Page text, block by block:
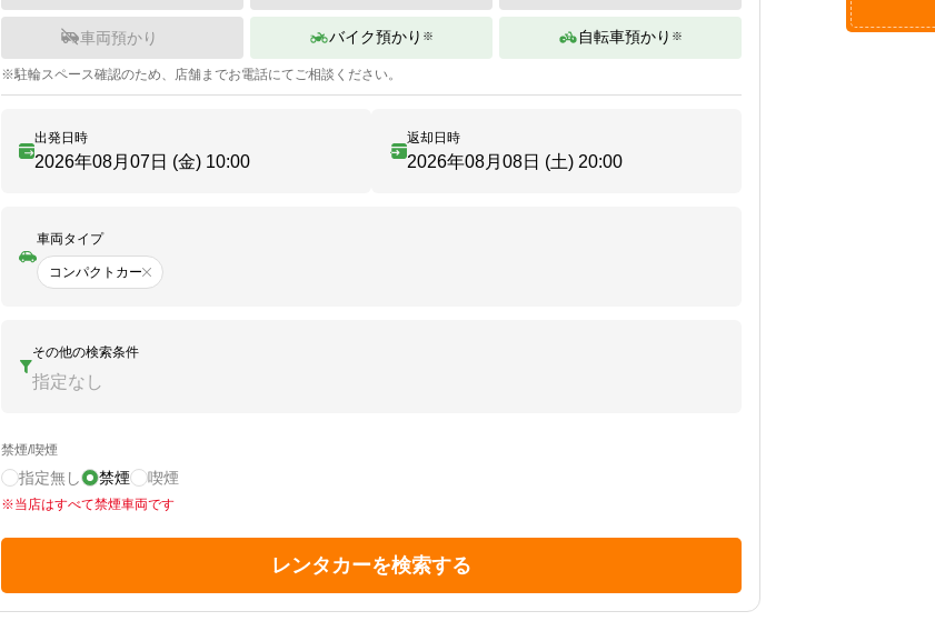
車両預かり バイク預かり ※ 自転車預かり ※
※駐輪スペース確認のため、店舗までお電話にてご相談ください。
出発日時
2026年08月07日 (金) 10:00
返却日時
2026年08月08日 (土) 20:00
車両タイプ
コンパクトカー
その他の検索条件
指定なし
禁煙/喫煙
指定無し 禁煙 喫煙
※当店はすべて禁煙車両です
レンタカーを検索する